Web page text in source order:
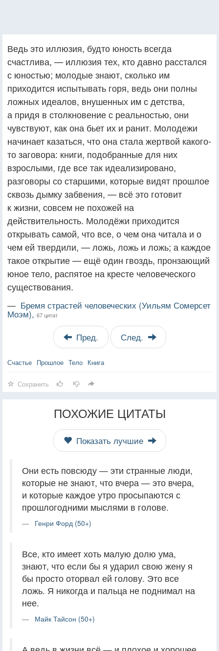
Ведь это иллюзия, будто юность всегда
счастлива, — иллюзия тех, кто давно расстался
с юностью; молодые знают, сколько им
приходится испытывать горя, ведь они полны
ложных идеалов, внушенных им с детства,
а придя в столкновение с реальностью, они
чувствуют, как она бьет их и ранит. Молодежи
начинает казаться, что она стала жертвой какого-
то заговора: книги, подобранные для них
взрослыми, где все так идеализировано,
разговоры со старшими, которые видят прошлое
сквозь дымку забвения, — всё это готовит
к жизни, совсем не похожей на
действительность. Молодёжи приходится
открывать самой, что все, о чем она читала и о
чем ей твердили, — ложь, ложь и ложь; а каждое
такое открытие — ещё один гвоздь, пронзающий
юное тело, распятое на кресте человеческого
существования.
— Бремя страстей человеческих (Уильям Сомерсет
Моэм), 67 цитат
Пред. След.
Счастье Прошлое Тело Книга
Сохранить
ПОХОЖИЕ ЦИТАТЫ
Показать лучшие
Они есть повсюду — эти странные люди,
которые не знают, что вчера — это вчера,
и которые каждое утро просыпаются с
прошлогодними мыслями в голове.
Генри Форд (50+)
Все, кто имеет хоть малую долю ума,
знают, что если бы я ударил свою жену я
бы просто оторвал ей голову. Это все
ложь. Я никогда и пальца не поднимал на
нее.
Майк Тайсон (50+)